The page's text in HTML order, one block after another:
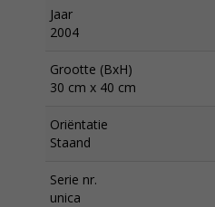
Jaar
2004
Grootte (BxH)
30 cm x 40 cm
Oriëntatie
Staand
Serie nr.
unica